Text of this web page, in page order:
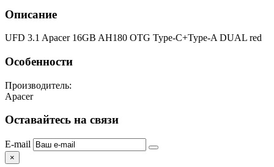
Описание
UFD 3.1 Apacer 16GB AH180 OTG Type-C+Type-A DUAL red
Особенности
Производитель:
Apacer
Оставайтесь на связи
E-mail
×